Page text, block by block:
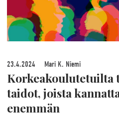
23.4.2024 Mari K. Niemi
Korkeakoulutetuilta
taidot, joista
enemmän